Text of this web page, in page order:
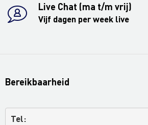
Live Chat (ma t/m vrij)
Vijf dagen per week live
Bereikbaarheid
Tel: